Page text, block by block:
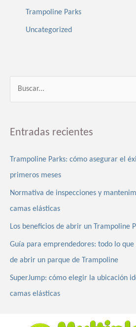
Trampoline Parks
Uncategorized
a
Entradas recientes
Trampoline Parks: cómo asegurar el
primeros meses
Normativa de inspecciones y
camas elásticas
Los beneficios de abrir un Trampoline
Guía para emprendedores: todo lo que
de abrir un parque de Trampoline
SuperJump: cómo elegir la ubicación
camas elásticas